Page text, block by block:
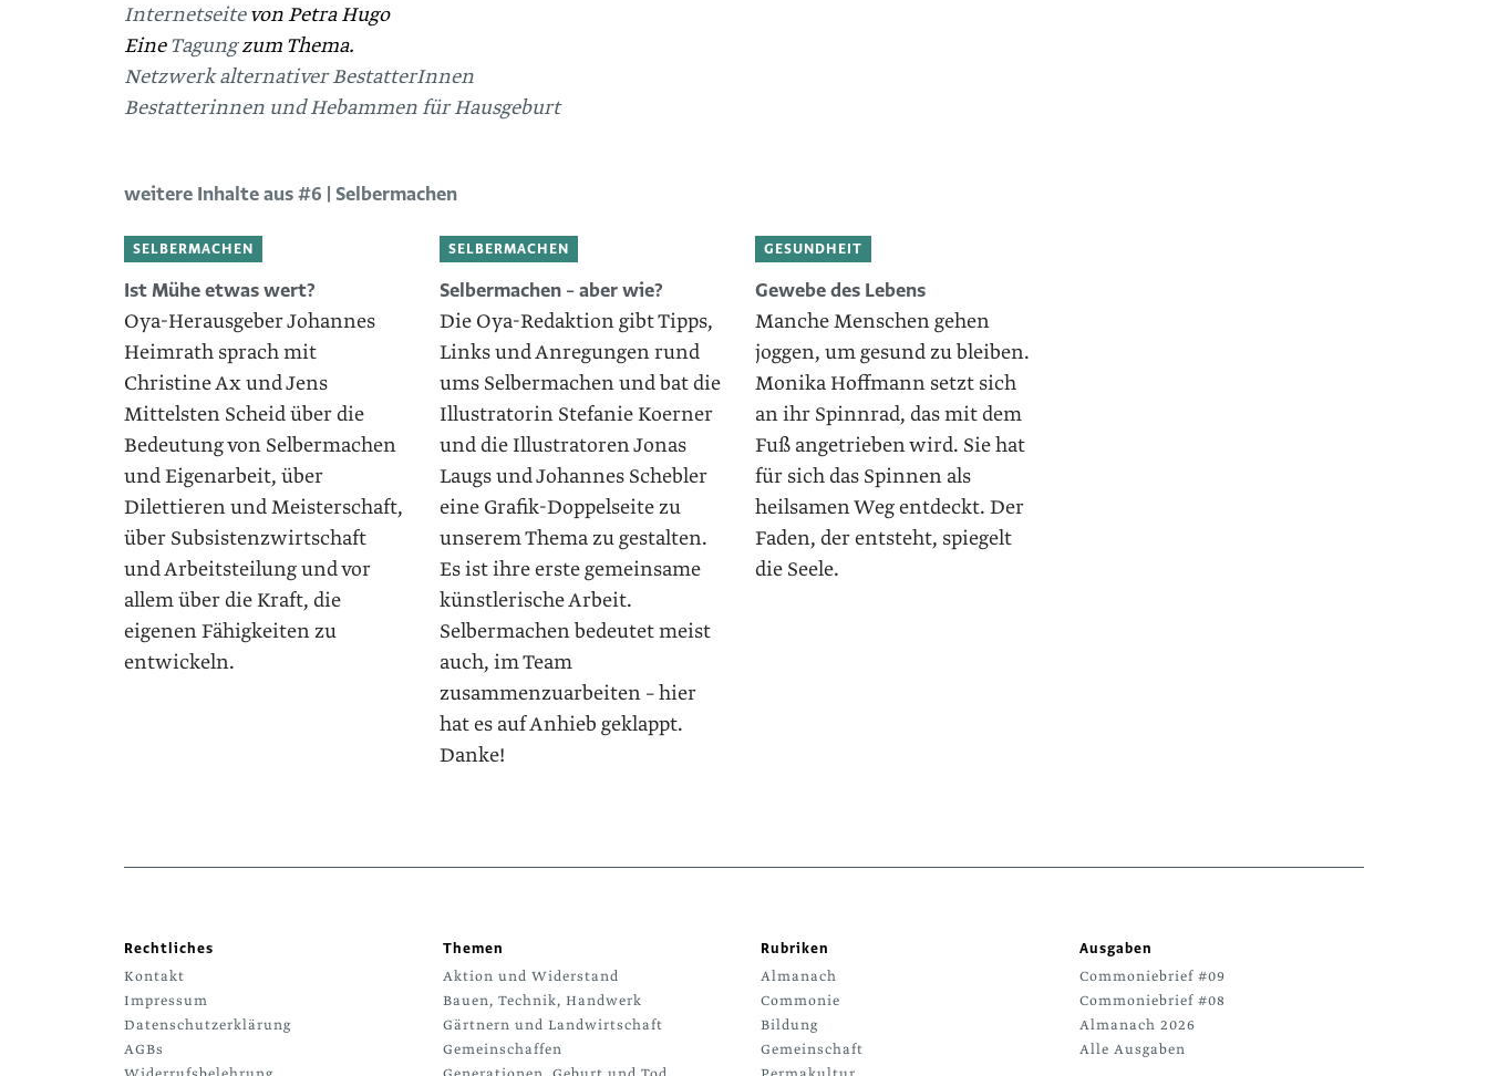
Internetseitevon Petra Hugo
EineTagungzum Thema.
Netzwerk alternativer BestatterInnen
Bestatterinnen und Hebammen für Hausgeburt
weitere Inhalte aus #6 | Selbermachen
SELBERMACHEN
Ist Mühe etwas wert?
Oya-Herausgeber Johannes
Heimrath sprach mit
Christine Ax und Jens
Mittelsten Scheid über die
Bedeutung von Selber­machen
und Eigenarbeit, über
Dilettieren und Meisterschaft,
über Subsistenzwirtschaft
und Arbeitsteilung und vor
allem über die Kraft, die
eigenen Fähigkeiten zu
entwickeln.
SELBERMACHEN
Selbermachen – aber wie?
Die Oya-Redaktion gibt Tipps,
Links und Anregungen rund
ums Selbermachen und bat die
Illustratorin Stefanie Koerner
und die Illustratoren Jonas
Laugs und Johannes Schebler
eine Grafik-Doppelseite zu
unserem Thema zu gestalten.
Es ist ihre erste gemeinsame
künstlerische Arbeit.
Selbermachen bedeutet meist
auch, im Team
zusammenzuarbeiten – hier
hat es auf Anhieb geklappt.
Danke!
GESUNDHEIT
Gewebe des Lebens
Manche Menschen gehen
joggen, um gesund zu bleiben.
Monika Hoffmann setzt sich
an ihr Spinnrad, das mit dem
Fuß angetrieben wird. Sie hat
für sich das Spinnen als
heilsamen Weg entdeckt. Der
Faden, der entsteht, spiegelt
die Seele.
Rechtliches
Kontakt
Impressum
Datenschutzerklärung
AGBs
Themen
Aktion und Widerstand
Bauen, Technik, Handwerk
Gärtnern und Landwirtschaft
Gemeinschaffen
Rubriken
Almanach
Commonie
Bildung
Gemeinschaft
Ausgaben
Commoniebrief #09
Commoniebrief #08
Almanach 2026
Alle Ausgaben